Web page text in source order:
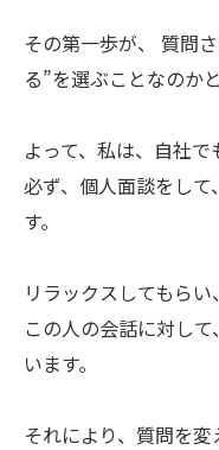
その第一歩が、 質問
る”を選ぶことなのか
よって、私は、自社
必ず、個人面談をし
す。
リラックスしてもらい
この人の会話に対し
います。
それにより、質問を変